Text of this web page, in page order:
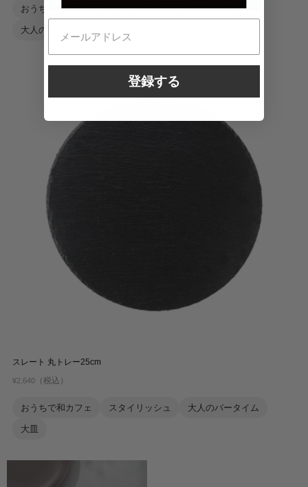
おうちで和カフェ スタイリッシュ 取皿・中皿
大人のバータイム
スレート 丸トレー25cm
¥2,640（税込）
おうちで和カフェ スタイリッシュ 大人のバータイム
大皿
登録する